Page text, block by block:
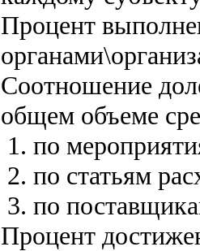
Процент
Соотношение
общем объеме
по
по статьям
по
Процент